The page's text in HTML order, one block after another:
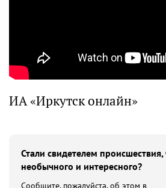
ИА «Иркутск онлайн»
Стали свидетелем происшествия,
необычного и интересного?
Сообщите, пожалуйста, об этом в